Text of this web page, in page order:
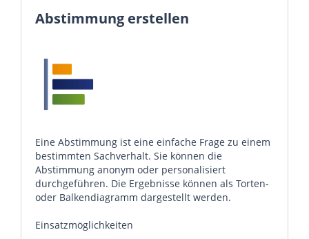
Abstimmung erstellen
Eine Abstimmung ist eine einfache Frage zu einem
bestimmten Sachverhalt. Sie können die
Abstimmung anonym oder personalisiert
durchgeführen. Die Ergebnisse können als Torten-
oder Balkendiagramm dargestellt werden.
Einsatzmöglichkeiten